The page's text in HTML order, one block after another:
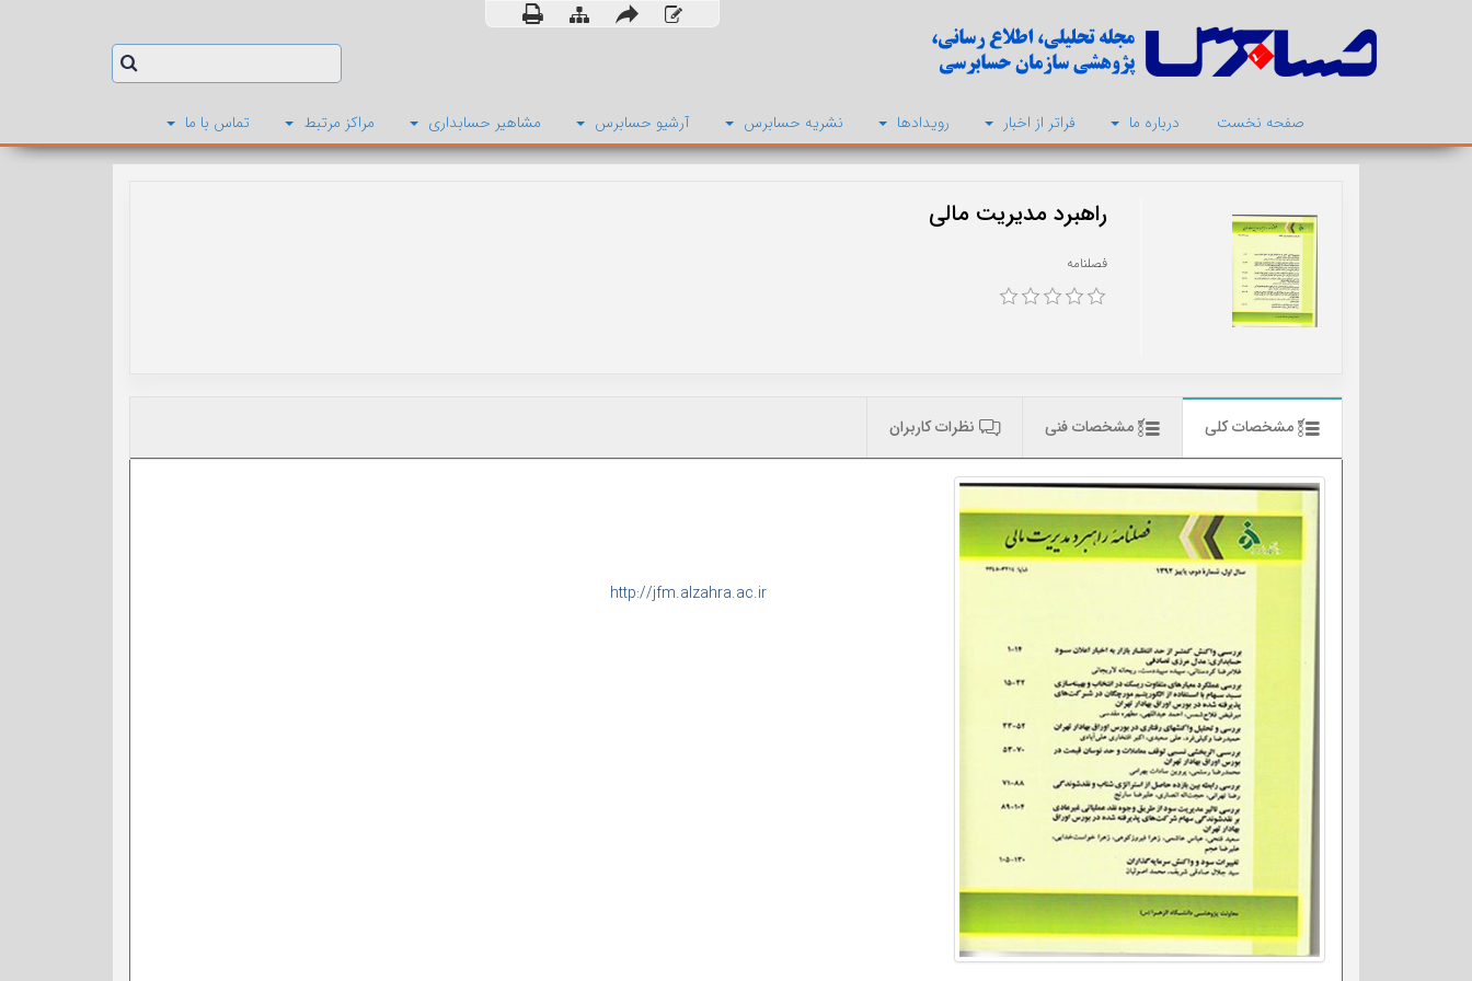
صفحه نخست درباره ما فراتر از اخبار رویدادها نشریه حسابرس آرشیو حسابرس مشاهیر حسابداری مراکز مرتبط تماس با ما
راهبرد مدیریت مالی
فصلنامه
مشخصات کلی مشخصات فنی نظرات کاربران
http://jfm.alzahra.ac.ir